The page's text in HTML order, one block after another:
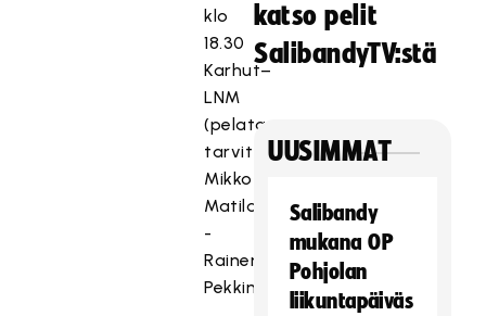
klo
18.30
Karhut–
LNM
(pelataan
tarvittaessa),
Mikko
Matilainen
-
Rainer
Pekkinen
katso pelit
SalibandyTV:stä
UUSIMMAT
Salibandy
mukana OP
Pohjolan
liikuntapäiväs